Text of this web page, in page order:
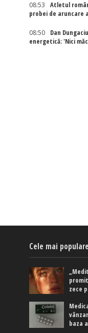
08:53
Atletul
probei de aruncare
08:50
Dan
energetică: 'Nici
Cele mai populare
zece
baza